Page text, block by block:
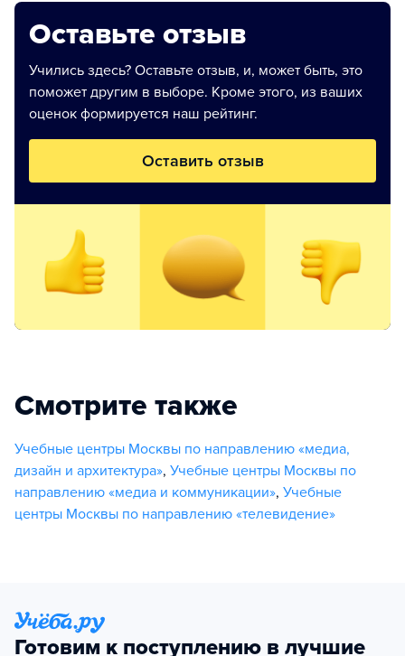
Оставьте отзыв
Учились здесь? Оставьте отзыв, и, может быть, это
поможет другим в выборе. Кроме этого, из ваших
оценок формируется наш рейтинг.
Оставить отзыв
Смотрите также
Учебные центры Москвы по направлению «медиа,
дизайн и архитектура», Учебные центры Москвы по
направлению «медиа и коммуникации», Учебные
центры Москвы по направлению «телевидение»
Готовим к поступлению в лучшие